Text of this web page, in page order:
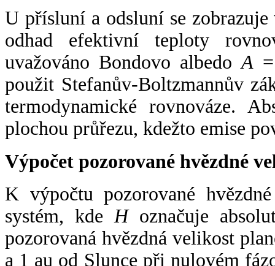
U přísluní a odsluní se
odhad efektivní teploty
uvažováno Bondovo albedoA
použit Stefanův-Boltzmannův
termodynamické rovnováze.
plochou průřezu, kdežto emise
Výpočet pozorované hvězdné
K výpočtu pozorované
systém, kde Hoznačuje
pozorovaná hvězdná velikost
a 1 au od Slunce při nulovém